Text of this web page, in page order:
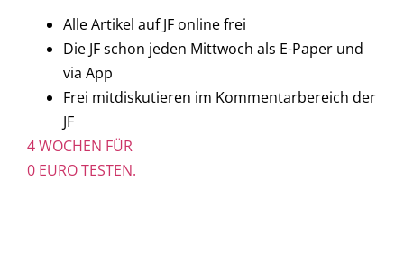
Alle Artikel auf JF online frei
Die JF schon jeden Mittwoch als E-Paper und
via App
Frei mitdiskutieren im Kommentarbereich der
JF
4 WOCHEN FÜR
0 EURO TESTEN.